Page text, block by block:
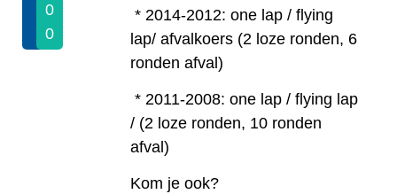
0
0
* 2014-2012: one lap / flying
lap/ afvalkoers (2 loze ronden, 6
ronden afval)
* 2011-2008: one lap / flying lap
/ (2 loze ronden, 10 ronden
afval)
Kom je ook?